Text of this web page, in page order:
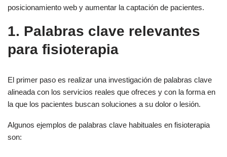
posicionamiento web y aumentar la captación de pacientes.
1. Palabras clave relevantes
para fisioterapia
El primer paso es realizar una investigación de palabras clave
alineada con los servicios reales que ofreces y con la forma en
la que los pacientes buscan soluciones a su dolor o lesión.
Algunos ejemplos de palabras clave habituales en fisioterapia
son: